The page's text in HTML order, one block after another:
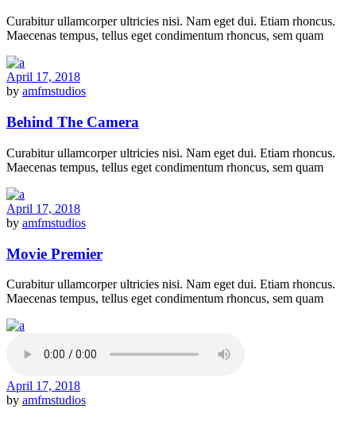
Curabitur ullamcorper ultricies nisi. Nam eget dui. Etiam rhoncus.
Maecenas tempus, tellus eget condimentum rhoncus, sem quam
April 17, 2018
by amfmstudios
Behind The Camera
Curabitur ullamcorper ultricies nisi. Nam eget dui. Etiam rhoncus.
Maecenas tempus, tellus eget condimentum rhoncus, sem quam
April 17, 2018
by amfmstudios
Movie Premier
Curabitur ullamcorper ultricies nisi. Nam eget dui. Etiam rhoncus.
Maecenas tempus, tellus eget condimentum rhoncus, sem quam
April 17, 2018
by amfmstudios